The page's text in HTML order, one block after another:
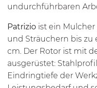
undurchführbaren
Patrizio ist ein Mulcher
und Sträuchern bis zu
cm. Der Rotor ist mit
ausgerüstet:
Eindringtiefe der